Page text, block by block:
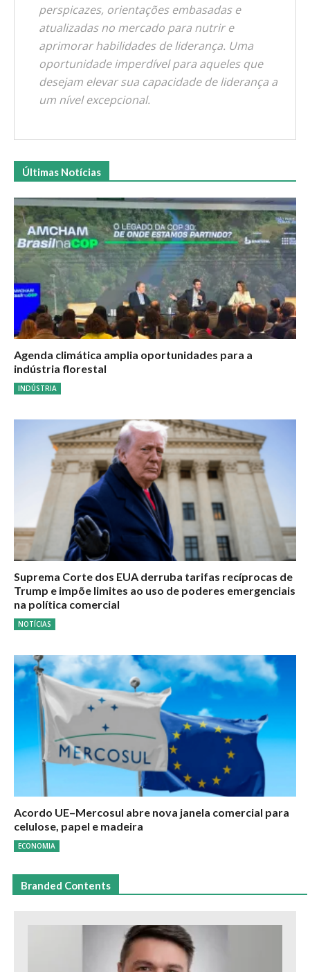
perspicazes, orientações embasadas e
atualizadas no mercado para nutrir e
aprimorar habilidades de liderança. Uma
oportunidade imperdível para aqueles que
desejam elevar sua capacidade de liderança a
um nível excepcional.
Últimas Notícias
Agenda climática amplia oportunidades para a
indústria florestal
INDÚSTRIA
Suprema Corte dos EUA derruba tarifas recíprocas de
Trump e impõe limites ao uso de poderes emergenciais
na política comercial
NOTÍCIAS
Acordo UE–Mercosul abre nova janela comercial para
celulose, papel e madeira
ECONOMIA
Branded Contents